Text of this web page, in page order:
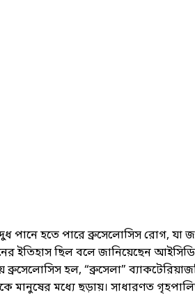
পানে হতে পারে ব্রুসেলোসিস রোগ,
ইতিহাস ছিল বলে জানিয়েছেন
ব্রুসেলোসিস হল, “ব্রুসেলা”
মানুষের মধ্যে ছড়ায়। সাধারণত